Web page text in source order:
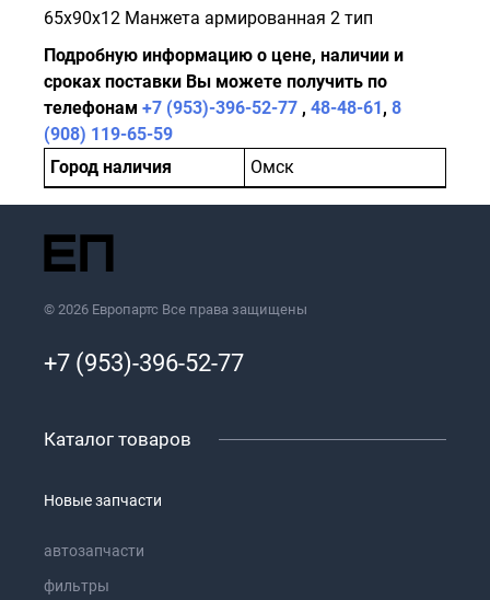
65x90x12 Манжета армированная 2 тип
Подробную информацию о цене, наличии и
сроках поставки Вы можете получить по
телефонам +7 (953)-396-52-77 , 48-48-61, 8
(908) 119-65-59
Город наличия
Омск
© 2026 Европартс Все права защищены
+7 (953)-396-52-77
Каталог товаров
Новые запчасти
автозапчасти
фильтры